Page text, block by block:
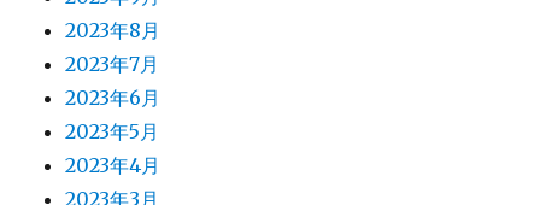
2023年8月
2023年7月
2023年6月
2023年5月
2023年4月
2023年3月